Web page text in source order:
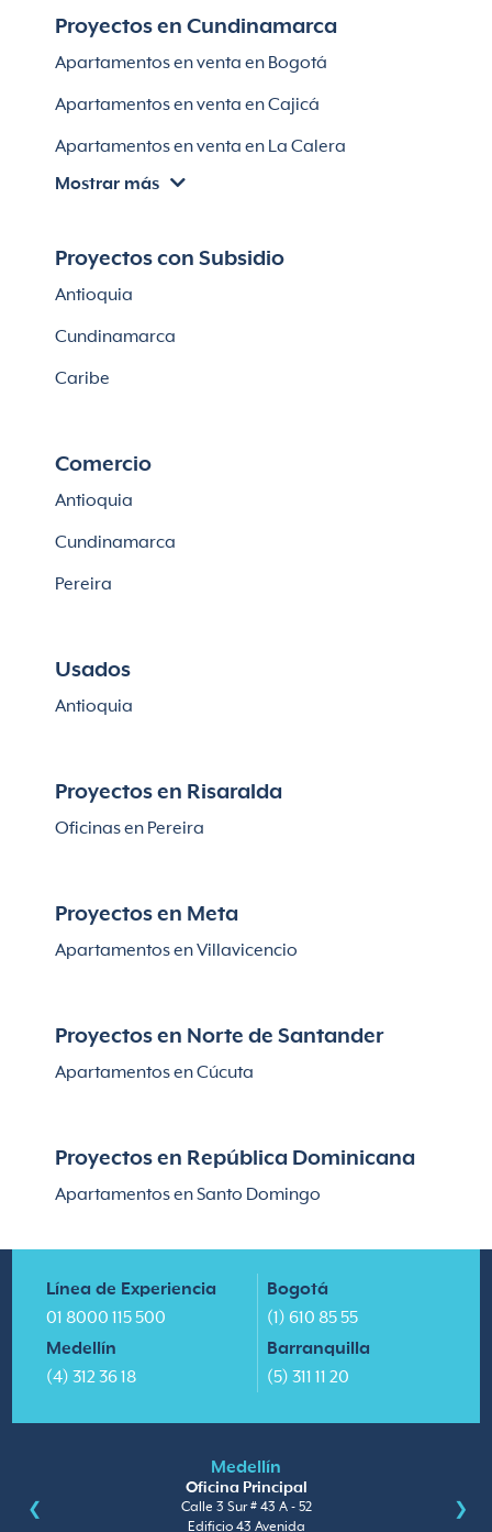
Apartamentos en venta en Soledad
Proyectos en Cundinamarca
Apartamentos en venta en Bogotá
Apartamentos en venta en Cajicá
Apartamentos en venta en La Calera
Apartamentos en venta en Chía
Casas en Cajicá
Mostrar más
Proyectos con Subsidio
Antioquia
Cundinamarca
Caribe
Comercio
Antioquia
Cundinamarca
Pereira
Usados
Antioquia
Proyectos en Risaralda
Oficinas en Pereira
Proyectos en Meta
Apartamentos en Villavicencio
Proyectos en Norte de Santander
Apartamentos en Cúcuta
Proyectos en República Dominicana
Apartamentos en Santo Domingo
Línea de Experiencia
01 8000 115 500
Medellín
(4) 312 36 18
Bogotá
(1) 610 85 55
Barranquilla
(5) 311 11 20
Medellín
Oficina Principal
Calle 3 Sur # 43 A - 52
Edificio 43 Avenida